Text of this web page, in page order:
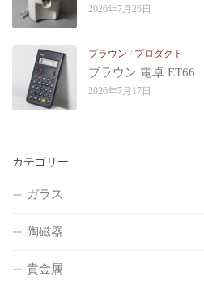
2026年7月26日
ブラウン / プロダクト
ブラウン 電卓 ET66
2026年7月17日
カテゴリー
ガラス
陶磁器
貴金属